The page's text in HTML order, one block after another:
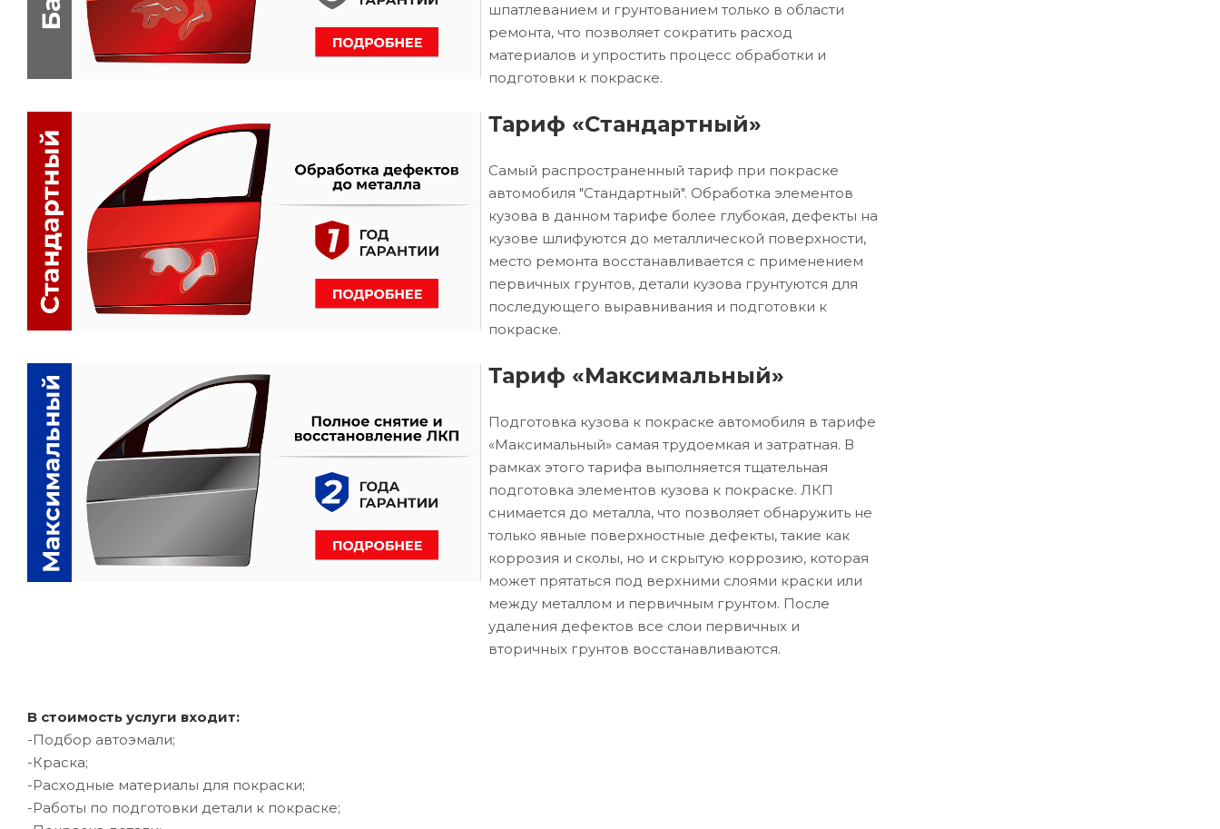
шпатлеванием и грунтованием только в области
ремонта, что позволяет сократить расход
материалов и упростить процесс обработки и
подготовки к покраске.
Тариф «Стандартный»
Самый распространенный тариф при покраске
автомобиля "Стандартный". Обработка элементов
кузова в данном тарифе более глубокая, дефекты на
кузове шлифуются до металлической поверхности,
место ремонта восстанавливается с применением
первичных грунтов, детали кузова грунтуются для
последующего выравнивания и подготовки к
покраске.
Тариф «Максимальный»
Подготовка кузова к покраске автомобиля в тарифе
«Максимальный» самая трудоемкая и затратная. В
рамках этого тарифа выполняется тщательная
подготовка элементов кузова к покраске. ЛКП
снимается до металла, что позволяет обнаружить не
только явные поверхностные дефекты, такие как
коррозия и сколы, но и скрытую коррозию, которая
может прятаться под верхними слоями краски или
между металлом и первичным грунтом. После
удаления дефектов все слои первичных и
вторичных грунтов восстанавливаются.
В стоимость услуги входит:
-Подбор автоэмали;
-Краска;
-Расходные материалы для покраски;
-Работы по подготовки детали к покраске;